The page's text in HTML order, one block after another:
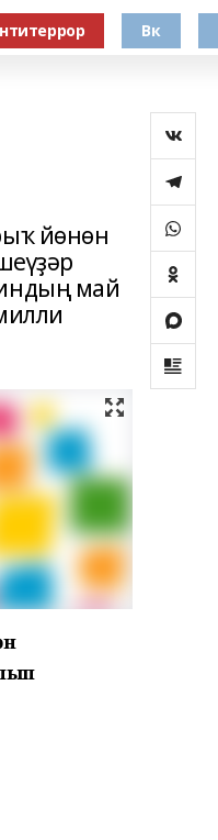
Вк
йөнөн
май